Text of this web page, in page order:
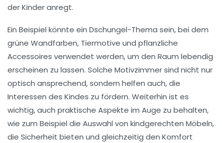
der Kinder anregt.
Ein Beispiel könnte ein Dschungel-Thema sein, bei dem
grüne Wandfarben, Tiermotive und pflanzliche
Accessoires verwendet werden, um den Raum lebendig
erscheinen zu lassen. Solche Motivzimmersind nicht nur
optisch ansprechend, sondern helfen auch, die
Interessen des Kindes zu fördern. Weiterhin ist es
wichtig, auch praktische Aspekte im Auge zu behalten,
wie zum Beispiel die Auswahl von kindgerechten Möbeln,
die Sicherheit bieten und gleichzeitig den Komfort